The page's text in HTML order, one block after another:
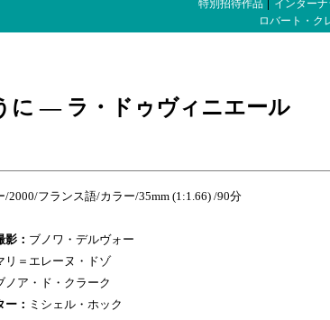
特別招待作品
インター
ロバート・ク
に ― ラ・ドゥヴィニエール
/2000/フランス語/カラー/35mm (1:1.66) /90分
影： ブノワ・デルヴォー
リ＝エレーヌ・ドゾ
ノア・ド・クラーク
ー： ミシェル・ホック